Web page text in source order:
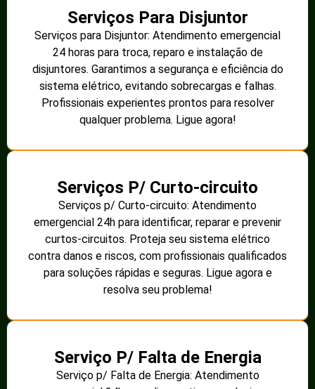
Serviços Para Disjuntor
Serviços para Disjuntor: Atendimento emergencial
24 horas para troca, reparo e instalação de
disjuntores. Garantimos a segurança e eficiência do
sistema elétrico, evitando sobrecargas e falhas.
Profissionais experientes prontos para resolver
qualquer problema. Ligue agora!
Serviços P/ Curto-circuito
Serviços p/ Curto-circuito: Atendimento
emergencial 24h para identificar, reparar e prevenir
curtos-circuitos. Proteja seu sistema elétrico
contra danos e riscos, com profissionais qualificados
para soluções rápidas e seguras. Ligue agora e
resolva seu problema!
Serviço P/ Falta de Energia
Serviço p/ Falta de Energia: Atendimento